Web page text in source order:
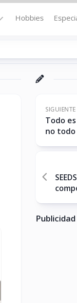
Hobbies
la
No-
SIGUIENTE
Todo
no todo
Publicidad